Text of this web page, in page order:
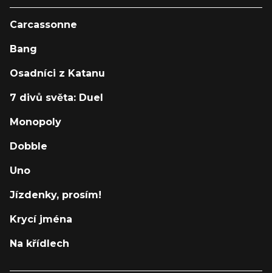
Carcassonne
Bang
Osadníci z Katanu
7 divů světa: Duel
Monopoly
Dobble
Uno
Jízdenky, prosím!
Krycí jména
Na křídlech